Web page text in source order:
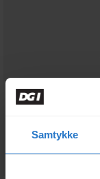
Samtykke